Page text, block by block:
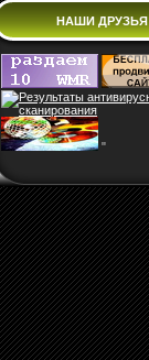
НАШИ ДРУЗЬЯ
"